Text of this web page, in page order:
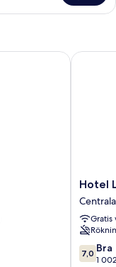
Hotel
Lumen
am
Centrala
Hotel
7.0
av
7,0 Bra
1
Hotel